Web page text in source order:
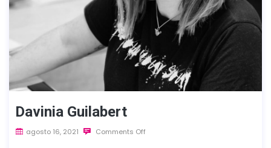
Davinia Guilabert
agosto 16, 2021 Comments Off